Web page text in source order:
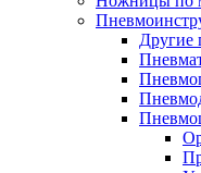
Другие